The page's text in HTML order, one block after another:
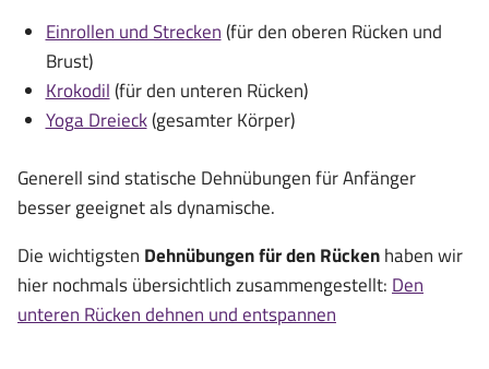
Einrollen und Strecken(für den oberen Rücken und
Brust)
Krokodil(für den unteren Rücken)
Yoga Dreieck(gesamter Körper)
Generell sind statische Dehnübungen für Anfänger
besser geeignet als dynamische.
Die wichtigsten Dehnübungen für den Rückenhaben wir
hier nochmals übersichtlich zusammengestellt: Den
unteren Rücken dehnen und entspannen